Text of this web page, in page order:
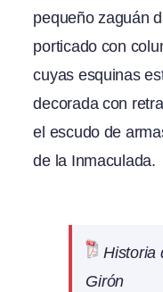
pequeño zaguán
porticado con
cuyas esquinas
decorada con
el escudo de
de la Inmaculada.
Historia
Girón